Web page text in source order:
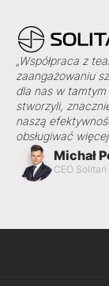
„Współpraca z
zaangażowaniu
dla nas w
stworzyli,
naszą
obsługiwać
Michał
CEO Solitan